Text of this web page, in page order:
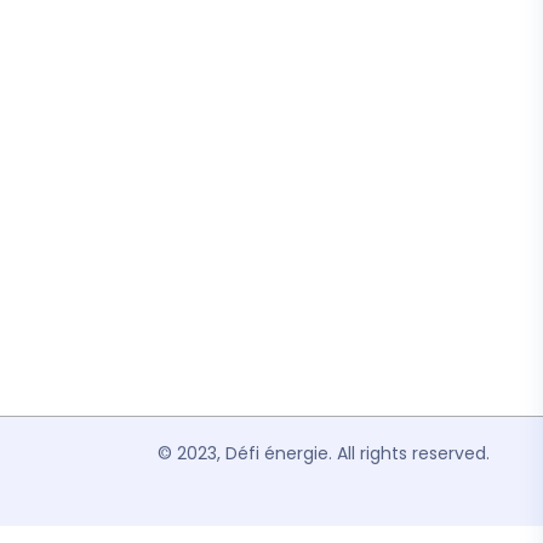
© 2023, Défi énergie. All rights reserved.